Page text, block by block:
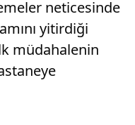
neticesinde
yitirdiği
müdahalenin